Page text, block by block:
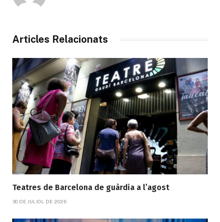
Articles Relacionats
Teatres de Barcelona de guàrdia a l’agost
30 DE JULIOL DE 2026